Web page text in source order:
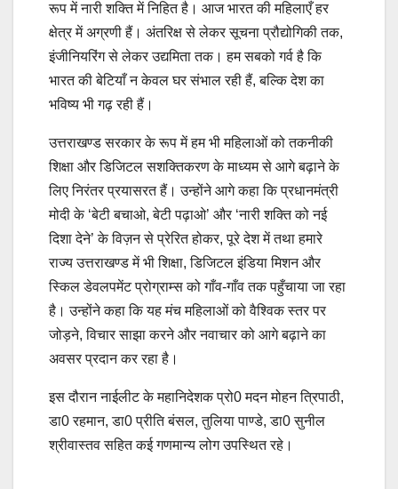
रूप में नारी शक्ति में निहित है। आज भारत की महिलाएँ हर
क्षेत्र में अग्रणी हैं। अंतरिक्ष से लेकर सूचना प्रौद्योगिकी तक,
इंजीनियरिंग से लेकर उद्यमिता तक। हम सबको गर्व है कि
भारत की बेटियाँ न केवल घर संभाल रही हैं, बल्कि देश का
भविष्य भी गढ़ रही हैं।
उत्तराखण्ड सरकार के रूप में हम भी महिलाओं को तकनीकी
शिक्षा और डिजिटल सशक्तिकरण के माध्यम से आगे बढ़ाने के
लिए निरंतर प्रयासरत हैं। उन्होंने आगे कहा कि प्रधानमंत्री
मोदी के ‘बेटी बचाओ, बेटी पढ़ाओ’ और ‘नारी शक्ति को नई
दिशा देने’ के विज़न से प्रेरित होकर, पूरे देश में तथा हमारे
राज्य उत्तराखण्ड में भी शिक्षा, डिजिटल इंडिया मिशन और
स्किल डेवलपमेंट प्रोग्राम्स को गाँव-गाँव तक पहुँचाया जा रहा
है। उन्होंने कहा कि यह मंच महिलाओं को वैश्विक स्तर पर
जोड़ने, विचार साझा करने और नवाचार को आगे बढ़ाने का
अवसर प्रदान कर रहा है।
इस दौरान नाईलीट के महानिदेशक प्रो0 मदन मोहन त्रिपाठी,
डा0 रहमान, डा0 प्रीति बंसल, तुलिया पाण्डे, डा0 सुनील
श्रीवास्तव सहित कई गणमान्य लोग उपस्थित रहे।